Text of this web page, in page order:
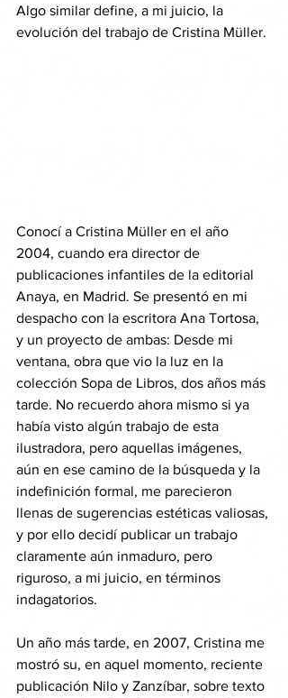
Algo similar define, a mi juicio, la
evolución del trabajo de Cristina Müller.
Conocí a Cristina Müller en el año
2004, cuando era director de
publicaciones infantiles de la editorial
Anaya, en Madrid. Se presentó en mi
despacho con la escritora Ana Tortosa,
y un proyecto de ambas: Desde mi
ventana, obra que vio la luz en la
colección Sopa de Libros, dos años más
tarde. No recuerdo ahora mismo si ya
había visto algún trabajo de esta
ilustradora, pero aquellas imágenes,
aún en ese camino de la búsqueda y la
indefinición formal, me parecieron
llenas de sugerencias estéticas valiosas,
y por ello decidí publicar un trabajo
claramente aún inmaduro, pero
riguroso, a mi juicio, en términos
indagatorios.
Un año más tarde, en 2007, Cristina me
mostró su, en aquel momento, reciente
publicación Nilo y Zanzíbar, sobre texto